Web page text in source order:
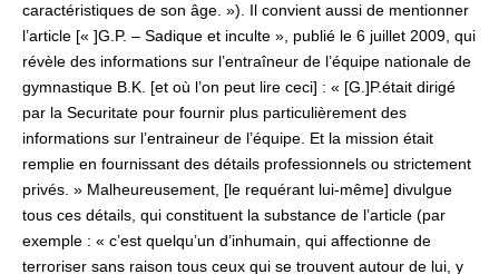
caractéristiques de son âge. »). Il convient aussi de mentionner
l’article [« ]G.P. – Sadique et inculte », publié le 6 juillet 2009, qui
révèle des informations sur l’entraîneur de l’équipe nationale de
gymnastique B.K. [et où l’on peut lire ceci] : « [G.]P.était dirigé
par la Securitate pour fournir plus particulièrement des
informations sur l’entraineur de l’équipe. Et la mission était
remplie en fournissant des détails professionnels ou strictement
privés. » Malheureusement, [le requérant lui-même] divulgue
tous ces détails, qui constituent la substance de l’article (par
exemple : « c’est quelqu’un d’inhumain, qui affectionne de
terroriser sans raison tous ceux qui se trouvent autour de lui, y